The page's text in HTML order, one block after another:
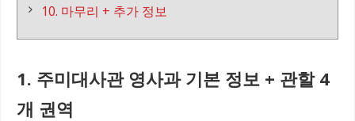
10. 마무리 + 추가 정보
1. 주미대사관 영사과 기본 정보 + 관할 4
개 권역